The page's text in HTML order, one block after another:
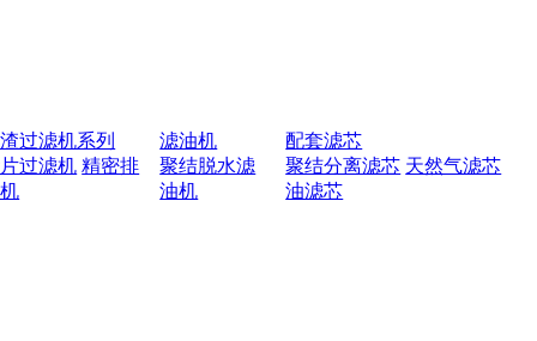
过滤机系列
过滤机 精密排
滤油机
聚结脱水滤
油机
配套滤芯
聚结分离滤芯 天然气滤芯
油滤芯